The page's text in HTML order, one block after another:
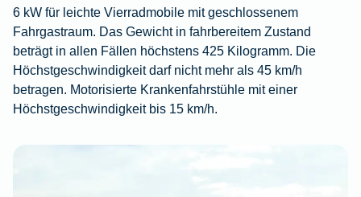
6 kW für leichte Vierradmobile mit geschlossenem
Fahrgastraum. Das Gewicht in fahrbereitem Zustand
beträgt in allen Fällen höchstens 425 Kilogramm. Die
Höchstgeschwindigkeit darf nicht mehr als 45 km/h
betragen. Motorisierte Krankenfahrstühle mit einer
Höchstgeschwindigkeit bis 15 km/h.